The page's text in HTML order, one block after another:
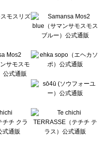
一覧